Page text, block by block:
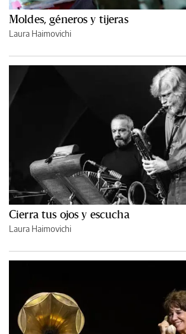
Moldes, géneros y tijeras
Laura Haimovichi
Cierra tus ojos y escucha
Laura Haimovichi